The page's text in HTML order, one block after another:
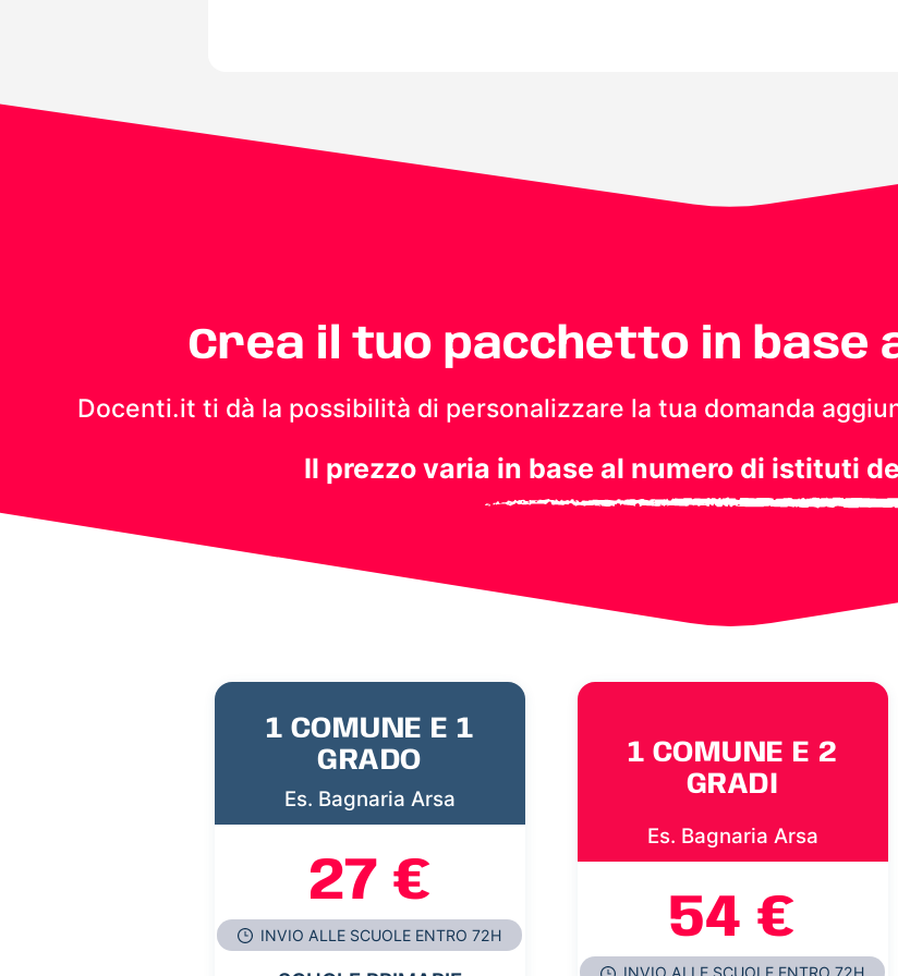
Crea il tuo pacchetto in base
Docenti.it ti dà la possibilità di personalizzare la tua domanda
Il prezzo varia in base al numero di istituti
1 COMUNE E 1
GRADO
Es. Bagnaria Arsa
27 €
INVIO ALLE SCUOLE ENTRO 72H
1 COMUNE E 2
GRADI
Es. Bagnaria Arsa
54 €